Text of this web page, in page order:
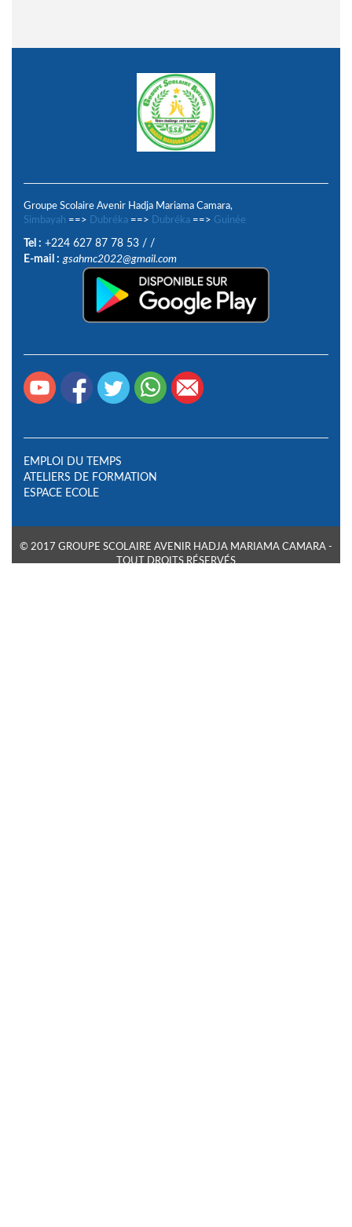
Groupe Scolaire Avenir Hadja Mariama Camara,
Simbayah ==> Dubréka ==> Dubréka ==> Guinée
Tel : +224 627 87 78 53 / /
E-mail : gsahmc2022@gmail.com
EMPLOI DU TEMPS
ATELIERS DE FORMATION
ESPACE ECOLE
© 2017 GROUPE SCOLAIRE AVENIR HADJA MARIAMA CAMARA -
TOUT DROITS RÉSERVÉS